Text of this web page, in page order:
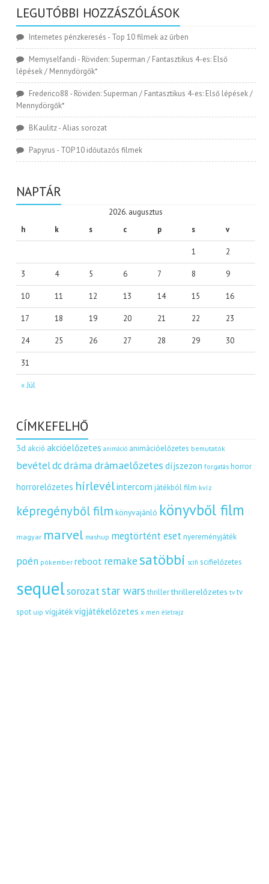
LEGUTÓBBI HOZZÁSZÓLÁSOK
Internetes pénzkeresés - Top 10 filmek az űrben
Memyselfandi - Röviden: Superman / Fantasztikus 4-es: Első
lépések / Mennydörgők*
Frederico88 - Röviden: Superman / Fantasztikus 4-es: Első lépések /
Mennydörgők*
BKaulitz-Alias sorozat
Papyrus - TOP 10 időutazós filmek
NAPTÁR
2026. augusztus
h
k s c p s v
« Júl
1 2
3 4 5 6 7 8 9
10 11 12 13 14 15 16
17 18 19 20 21 22 23
24 25 26 27 28 29 30
31
CÍMKEFELHŐ
3d akció akcióelőzetes animáció animációelőzetes bemutatók
bevételdcdráma drámaelőzetes díjszezon forgatás horror
horrorelőzetes hírlevélintercom játékból film kvíz
képregényből film könyvajánló könyvből film
magyar marvel mashup megtörtént eset nyereményjáték
poén pókember reboot remakesatöbbi scifi scifielőzetes
sequelsorozatstar wars thriller thrillerelőzetes tv tv
spot uip vígjátékvígjátékelőzetes x men életrajz